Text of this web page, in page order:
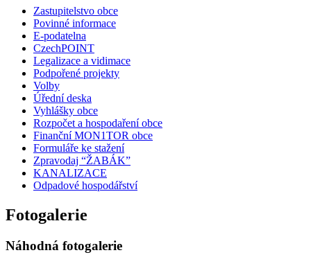
Zastupitelstvo obce
Povinné informace
E-podatelna
CzechPOINT
Legalizace a vidimace
Podpořené projekty
Volby
Úřední deska
Vyhlášky obce
Rozpočet a hospodaření obce
Finanční MON1TOR obce
Formuláře ke stažení
Zpravodaj “ŽABÁK”
KANALIZACE
Odpadové hospodářství
Fotogalerie
Náhodná fotogalerie